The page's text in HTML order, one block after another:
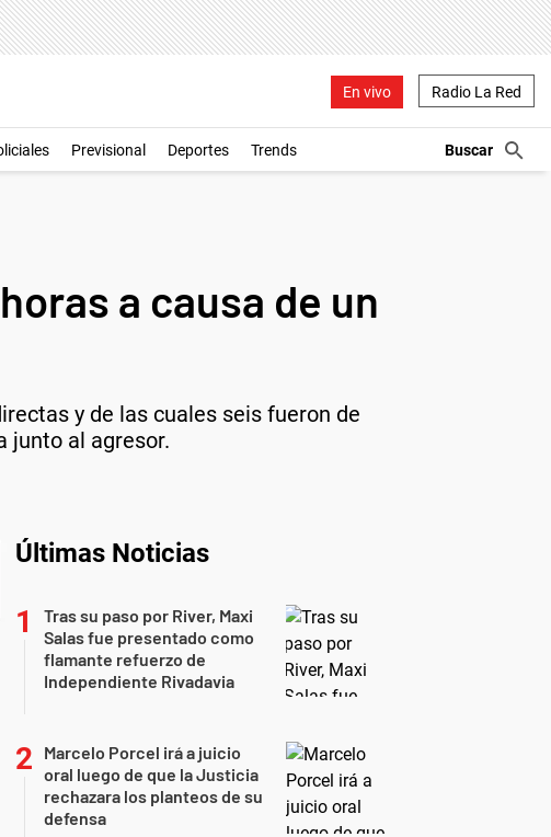
En vivo Radio La Red
Previsional Deportes Trends
a causa de un
y de las cuales seis fueron de
junto al agresor.
Últimas Noticias
Tras su paso por River, Maxi
Salas fue presentado como
flamante refuerzo de
Independiente Rivadavia
Marcelo Porcel irá a juicio
oral luego de que la Justicia
rechazara los planteos de su
defensa